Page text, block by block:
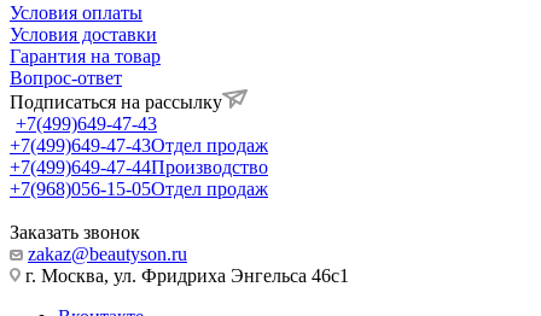
Условия оплаты
Условия доставки
Гарантия на товар
Вопрос-ответ
Подписаться на рассылку
+7(499)649-47-43
+7(499)649-47-43Отдел продаж
+7(499)649-47-44Производство
+7(968)056-15-05Отдел продаж
Заказать звонок
zakaz@beautyson.ru
г. Москва, ул. Фридриха Энгельса 46с1